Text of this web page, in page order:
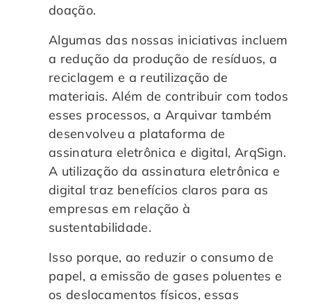
doação.
Algumas das nossas iniciativas incluem
a redução da produção de resíduos, a
reciclagem e a reutilização de
materiais. Além de contribuir com todos
esses processos, a Arquivar também
desenvolveu a plataforma de
assinatura eletrônica e digital, ArqSign.
A utilização da assinatura eletrônica e
digital traz benefícios claros para as
empresas em relação à
sustentabilidade.
Isso porque, ao reduzir o consumo de
papel, a emissão de gases poluentes e
os deslocamentos físicos, essas